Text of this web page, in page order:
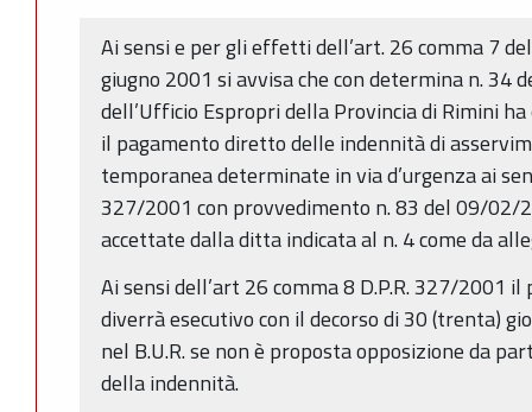
Ai sensi e per gli effetti dell’art. 26 comma 7
giugno 2001 si avvisa che con determina n. 34
dell’Ufficio Espropri della Provincia di Rimini
il pagamento diretto delle indennità di
temporanea determinate in via d’urgenza ai
327/2001 con provvedimento n. 83 del 09/02/
accettate dalla ditta indicata al n. 4 come da
Ai sensi dell’art 26 comma 8 D.P.R. 327/2001
diverrà esecutivo con il decorso di 30 (trenta)
nel B.U.R. se non è proposta opposizione da
della indennità.